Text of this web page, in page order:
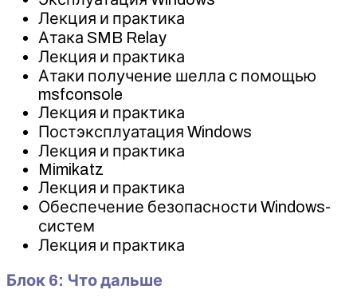
Лекция и практика
Атака SMB Relay
Лекция и практика
Атаки получение шелла с помощью
msfconsole
Лекция и практика
Постэксплуатация Windows
Лекция и практика
Mimikatz
Лекция и практика
Обеспечение безопасности Windows-
систем
Лекция и практика
Блок 6: Что дальше